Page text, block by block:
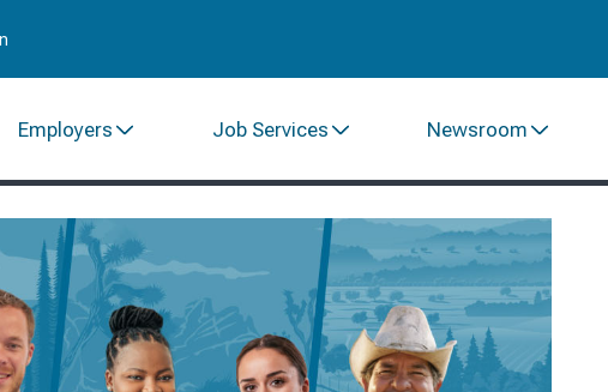
Employers Job Services Newsroom